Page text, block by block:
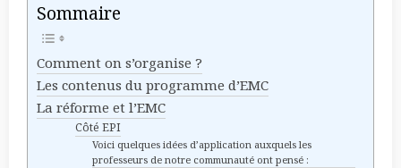
Sommaire
Comment on s’organise ?
Les contenus du programme d’EMC
La réforme et l’EMC
Côté EPI
Voici quelques idées d’application auxquels les
professeurs de notre communauté ont pensé :